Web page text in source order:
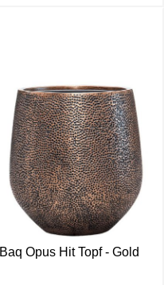
Baq Opus Hit Topf - Gold